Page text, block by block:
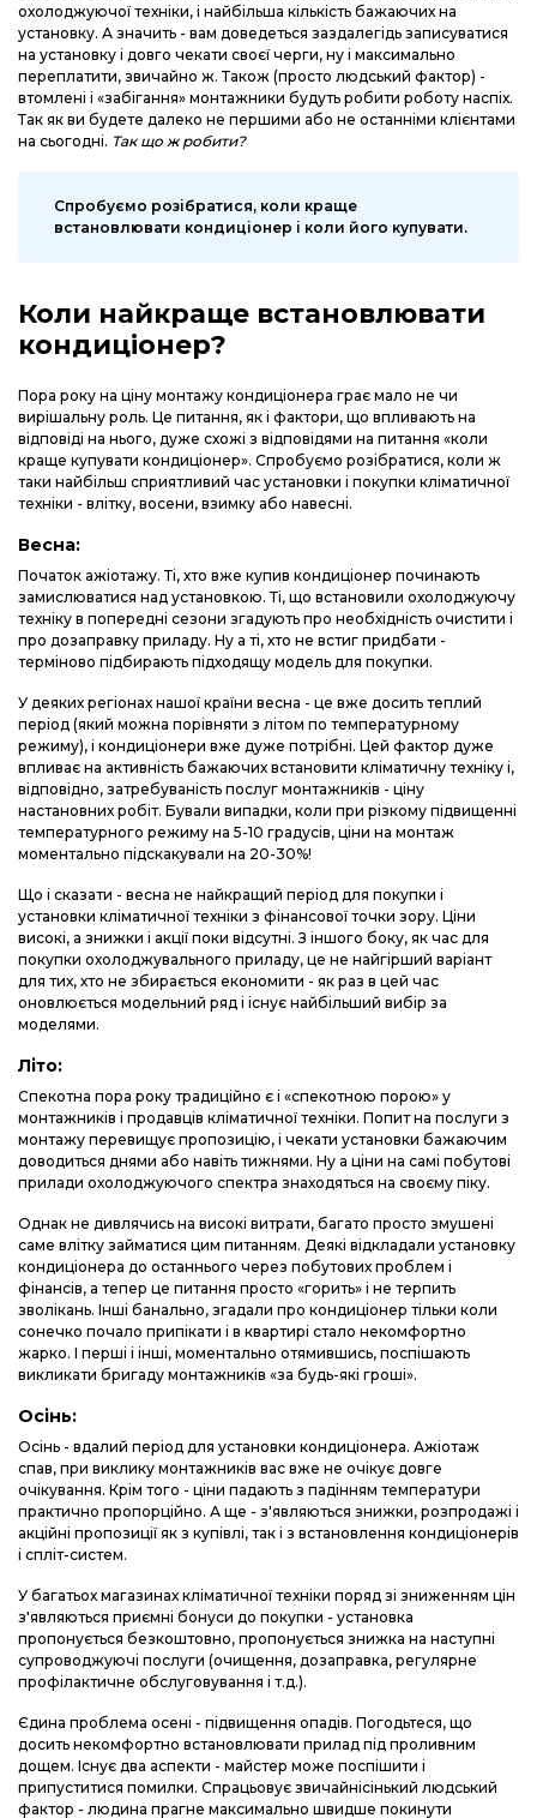
охолоджуючої техніки, і найбільша кількість бажаючих на
установку. А значить - вам доведеться заздалегідь записуватися
на установку і довго чекати своєї черги, ну і максимально
переплатити, звичайно ж. Також (просто людський фактор) -
втомлені і «забігання» монтажники будуть робити роботу наспіх.
Так як ви будете далеко не першими або не останніми клієнтами
на сьогодні. Так що ж робити?
Спробуємо розібратися, коли краще
встановлювати кондиціонер і коли його купувати.
Коли найкраще встановлювати
кондиціонер?
Пора року на ціну монтажу кондиціонера грає мало не чи
вирішальну роль. Це питання, як і фактори, що впливають на
відповіді на нього, дуже схожі з відповідями на питання «коли
краще купувати кондиціонер». Спробуємо розібратися, коли ж
таки найбільш сприятливий час установки і покупки кліматичної
техніки - влітку, восени, взимку або навесні.
Весна:
Початок ажіотажу. Ті, хто вже купив кондиціонер починають
замислюватися над установкою. Ті, що встановили охолоджуючу
техніку в попередні сезони згадують про необхідність очистити і
про дозаправку приладу. Ну а ті, хто не встиг придбати -
терміново підбирають підходящу модель для покупки.
У деяких регіонах нашої країни весна - це вже досить теплий
період (який можна порівняти з літом по температурному
режиму), і кондиціонери вже дуже потрібні. Цей фактор дуже
впливає на активність бажаючих встановити кліматичну техніку і,
відповідно, затребуваність послуг монтажників - ціну
настановних робіт. Бували випадки, коли при різкому підвищенні
температурного режиму на 5-10 градусів, ціни на монтаж
моментально підскакували на 20-30%!
Що і сказати - весна не найкращий період для покупки і
установки кліматичної техніки з фінансової точки зору. Ціни
високі, а знижки і акції поки відсутні. З іншого боку, як час для
покупки охолоджувального приладу, це не найгірший варіант
для тих, хто не збирається економити - як раз в цей час
оновлюється модельний ряд і існує найбільший вибір за
моделями.
Літо:
Спекотна пора року традиційно є і «спекотною порою» у
монтажників і продавців кліматичної техніки. Попит на послуги з
монтажу перевищує пропозицію, і чекати установки бажаючим
доводиться днями або навіть тижнями. Ну а ціни на самі побутові
прилади охолоджуючого спектра знаходяться на своєму піку.
Однак не дивлячись на високі витрати, багато просто змушені
саме влітку займатися цим питанням. Деякі відкладали установку
кондиціонера до останнього через побутових проблем і
фінансів, а тепер це питання просто «горить» і не терпить
зволікань. Інші банально, згадали про кондиціонер тільки коли
сонечко почало припікати і в квартирі стало некомфортно
жарко. І перші і інші, моментально отямившись, поспішають
викликати бригаду монтажників «за будь-які гроші».
Осінь:
Осінь - вдалий період для установки кондиціонера. Ажіотаж
спав, при виклику монтажників вас вже не очікує довге
очікування. Крім того - ціни падають з падінням температури
практично пропорційно. А ще - з'являються знижки, розпродажі і
акційні пропозиції як з купівлі, так і з встановлення кондиціонерів
і спліт-систем.
У багатьох магазинах кліматичної техніки поряд зі зниженням цін
з'являються приємні бонуси до покупки - установка
пропонується безкоштовно, пропонується знижка на наступні
супроводжуючі послуги (очищення, дозаправка, регулярне
профілактичне обслуговування і т.д.).
Єдина проблема осені - підвищення опадів. Погодьтеся, що
досить некомфортно встановлювати прилад під проливним
дощем. Існує два аспекти - майстер може поспішити і
припуститися помилки. Спрацьовує звичайнісінький людський
фактор - людина прагне максимально швидше покинути